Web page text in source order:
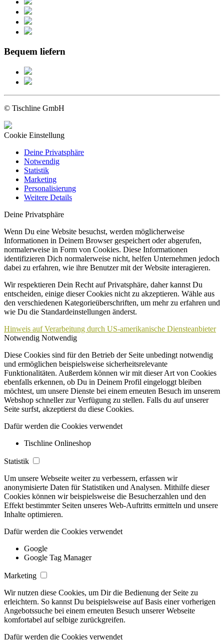
Bequem liefern
© Tischline GmbH
Cookie Einstellung
Deine Privatsphäre
Notwendig
Statistik
Marketing
Personalisierung
Weitere Details
Deine Privatsphäre
Wenn Du eine Website besuchst, werden möglicherweise
Informationen in Deinem Browser gespeichert oder abgerufen,
normalerweise in Form von Cookies. Diese Informationen
identifizieren Dich normalerweise nicht, helfen Unternehmen jedoch
dabei zu erfahren, wie ihre Benutzer mit der Website interagieren.
Wir respektieren Dein Recht auf Privatsphäre, daher kannst Du
entscheiden, einige dieser Cookies nicht zu akzeptieren. Wähle aus
den verschiedenen Kategorieüberschriften, um mehr zu erfahren und
wie Du die Standardeinstellungen änderst.
Hinweis auf Verarbeitung durch US-amerikanische Diensteanbieter
Notwendig Notwendig
Diese Cookies sind für den Betrieb der Seite unbedingt notwendig
und ermöglichen beispielsweise sicherheitsrelevante
Funktionalitäten. Außerdem können wir mit dieser Art von Cookies
ebenfalls erkennen, ob Du in Deinem Profil eingeloggt bleiben
möchtest, um unsere Dienste bei einem erneuten Besuch im unserem
Webshop schneller zur Verfügung zu stellen. Falls du auf unserer
Seite surfst, akzeptierst du diese Cookies.
Dafür werden die Cookies verwendet
Tischline Onlineshop
Statistik
Um unsere Webseite weiter zu verbessern, erfassen wir
anonymisierte Daten für Statistiken und Analysen. Mithilfe dieser
Cookies können wir beispielsweise die Besucherzahlen und den
Effekt bestimmter Seiten unseres Web-Auftritts ermitteln und unsere
Inhalte optimieren.
Dafür werden die Cookies verwendet
Google
Google Tag Manager
Marketing
Wir nutzen diese Cookies, um Dir die Bedienung der Seite zu
erleichtern. So kannst Du beispielsweise auf Basis einer vorherigen
Angebotssuche bei einem erneuten Besuch unserer Webseite
komfortabel auf selbige zurückgreifen.
Dafür werden die Cookies verwendet